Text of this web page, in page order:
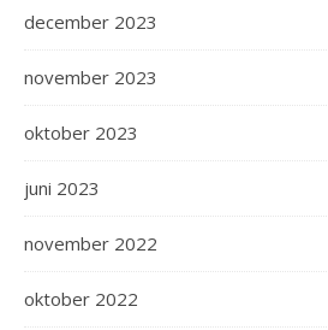
december 2023
november 2023
oktober 2023
juni 2023
november 2022
oktober 2022